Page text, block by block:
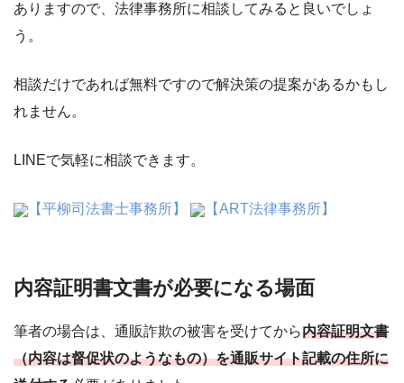
ありますので、法律事務所に相談してみると良いでしょ
う。
相談だけであれば無料ですので解決策の提案があるかもし
れません。
LINEで気軽に相談できます。
【平柳司法書士事務所】 【ART法律事務所】
内容証明書文書が必要になる場面
筆者の場合は、通販詐欺の被害を受けてから内容証明文書
（内容は督促状のようなもの）を通販サイト記載の住所に